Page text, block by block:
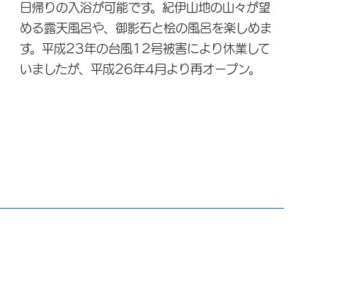
日帰りの入浴が可能です。紀伊山地の山々が望
める露天風呂や、御影石と桧の風呂を楽しめま
す。平成23年の台風12号被害により休業して
いましたが、平成26年4月より再オープン。